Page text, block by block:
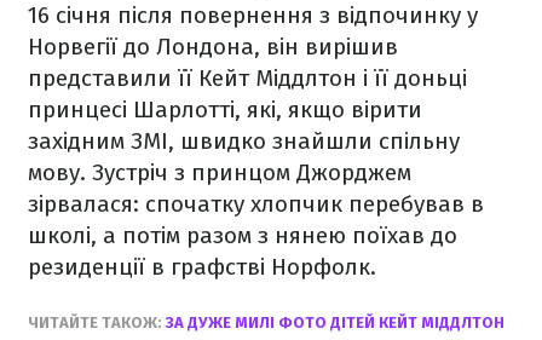
16 січня після повернення з відпочинку у
Норвегії до Лондона, він вирішив
представили її Кейт Міддлтон і її доньці
принцесі Шарлотті, які, якщо вірити
західним ЗМІ, швидко знайшли спільну
мову. Зустріч з принцом Джорджем
зірвалася: спочатку хлопчик перебував в
школі, а потім разом з нянею поїхав до
резиденції в графстві Норфолк.
ЧИТАЙТЕ ТАКОЖ:ЗА ДУЖЕ МИЛІ ФОТО ДІТЕЙ КЕЙТ МІДДЛТОН